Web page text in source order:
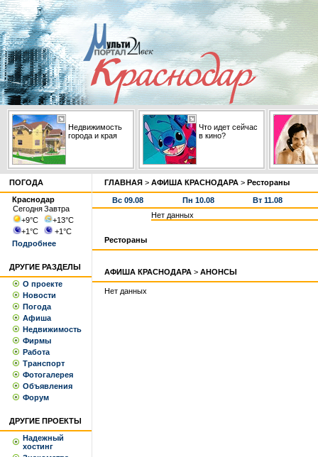
Недвижимость
города и края
Что идет сейчас
в кино?
ПОГОДА
Краснодар
СегодняЗавтра
+9°С +13°С
+1°С +1°С
Подробнее
ДРУГИЕ РАЗДЕЛЫ
О проекте
Новости
Погода
Афиша
Недвижимость
Фирмы
Работа
Транспорт
Фотогалерея
Объявления
Форум
ДРУГИЕ ПРОЕКТЫ
Надежный
хостинг
ГЛАВНАЯ > АФИША КРАСНОДАРА > Рестораны
Вс 09.08 Пн 10.08
Вт 11.08
Нет данных
Рестораны
АФИША КРАСНОДАРА > АНОНСЫ
Нет данных